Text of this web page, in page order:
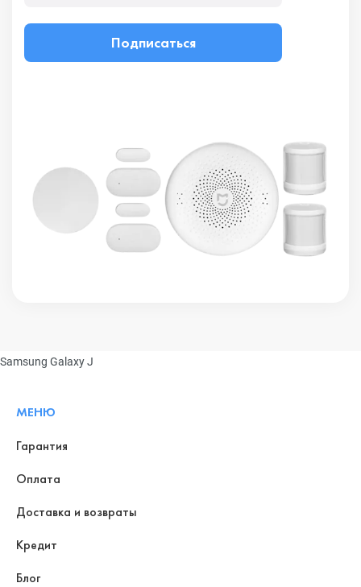
Подписаться
Samsung Galaxy J
МЕНЮ
Гарантия
Оплата
Доставка и возвраты
Кредит
Блог